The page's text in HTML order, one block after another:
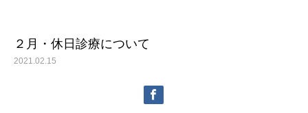
２月・休日診療について
2021.02.15